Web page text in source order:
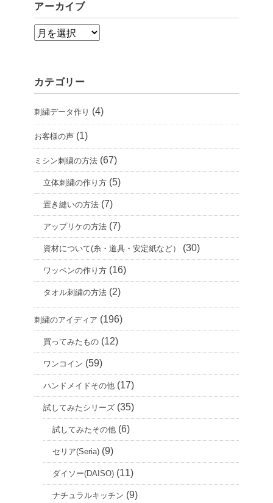
アーカイブ
ア
イ
ブ
カテゴリー
刺繍データ作り (4)
お客様の声 (1)
ミシン刺繍の方法 (67)
立体刺繍の作り方 (5)
置き縫いの方法 (7)
アップリケの方法 (7)
資材について(糸・道具・安定紙など） (30)
ワッペンの作り方 (16)
タオル刺繍の方法 (2)
刺繍のアイディア (196)
買ってみたもの (12)
ワンコイン (59)
ハンドメイドその他 (17)
試してみたシリーズ (35)
試してみたその他 (6)
セリア(Seria) (9)
ダイソー(DAISO) (11)
ナチュラルキッチン (9)